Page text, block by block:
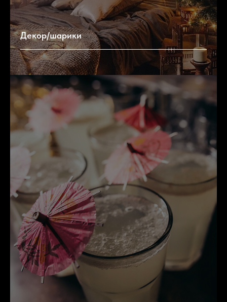
Декор/шарики